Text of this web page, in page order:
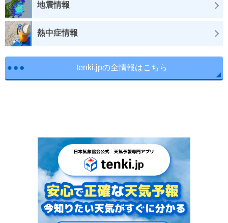
地震情報
熱中症情報
tenki.jpの全情報はこちら